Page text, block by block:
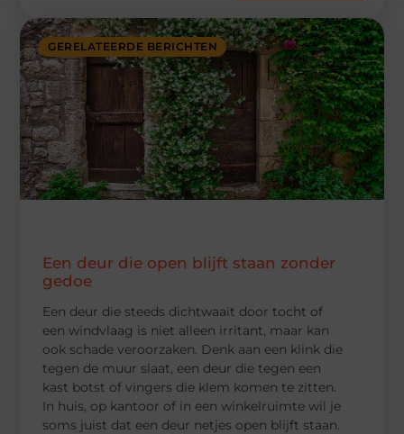
GERELATEERDE BERICHTEN
Een deur die open blijft staan zonder
gedoe
Een deur die steeds dichtwaait door tocht of
een windvlaag is niet alleen irritant, maar kan
ook schade veroorzaken. Denk aan een klink die
tegen de muur slaat, een deur die tegen een
kast botst of vingers die klem komen te zitten.
In huis, op kantoor of in een winkelruimte wil je
soms juist dat een deur netjes open blijft staan.